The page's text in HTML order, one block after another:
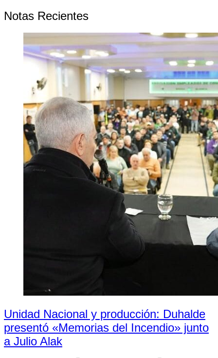
Notas Recientes
Unidad Nacional y producción: Duhalde
presentó «Memorias del Incendio» junto
a Julio Alak